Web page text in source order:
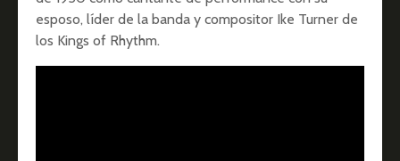
esposo, líder de la banda y compositor Ike Turner de
los Kings of Rhythm.